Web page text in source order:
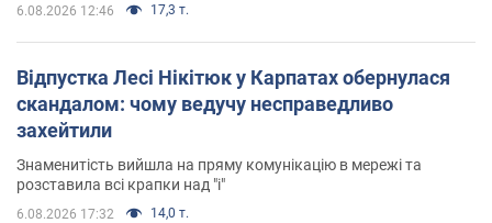
6.08.2026 12:46 17,3 т.
Відпустка Лесі Нікітюк у Карпатах обернулася
скандалом: чому ведучу несправедливо
захейтили
Знаменитість вийшла на пряму комунікацію в мережі та
розставила всі крапки над "і"
6.08.2026 17:32 14,0 т.